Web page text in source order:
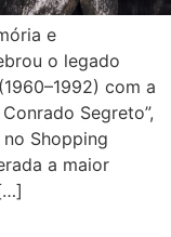
e
o legado
com a
Segreto”,
Shopping
a maior